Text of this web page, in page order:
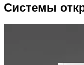
Системы